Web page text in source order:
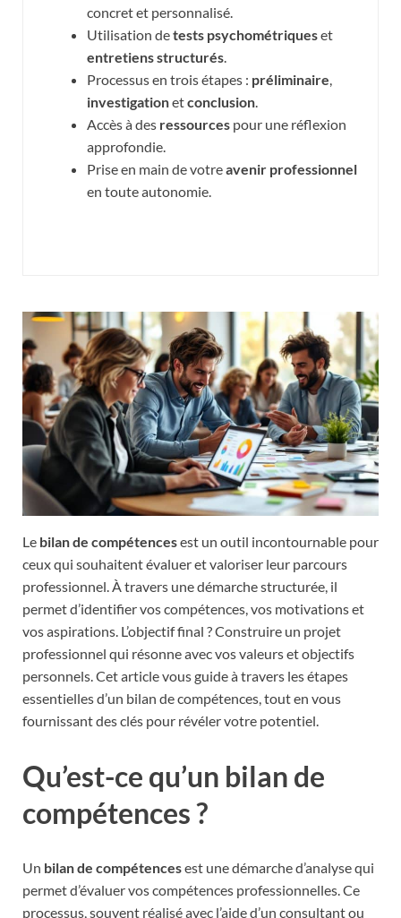
concret et personnalisé.
Utilisation detests psychométriqueset
entretiens structurés.
Processus en trois étapes : préliminaire,
investigationetconclusion.
Accès à des ressources pour une réflexion
approfondie.
Prise en main de votreavenir professionnel
en toute autonomie.
Le bilan de compétencesest un outil incontournable pour
ceux qui souhaitent évaluer et valoriser leur parcours
professionnel. À travers une démarche structurée, il
permet d’identifier vos compétences, vos motivations et
vos aspirations. L’objectif final ? Construire un projet
professionnel qui résonne avec vos valeurs et objectifs
personnels. Cet article vous guide à travers les étapes
essentielles d’un bilan de compétences, tout en vous
fournissant des clés pour révéler votre potentiel.
Qu’est-ce qu’un bilan de
compétences ?
Un bilan de compétencesest une démarche d’analyse qui
permet d’évaluer vos compétences professionnelles. Ce
processus, souvent réalisé avec l’aide d’un consultant ou